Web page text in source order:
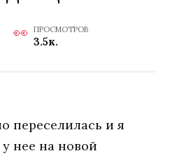
ПРОСМОТРОВ
3.5к.
переселилась и я
нее на новой